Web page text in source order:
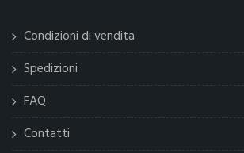
Condizioni di vendita
Spedizioni
FAQ
Contatti